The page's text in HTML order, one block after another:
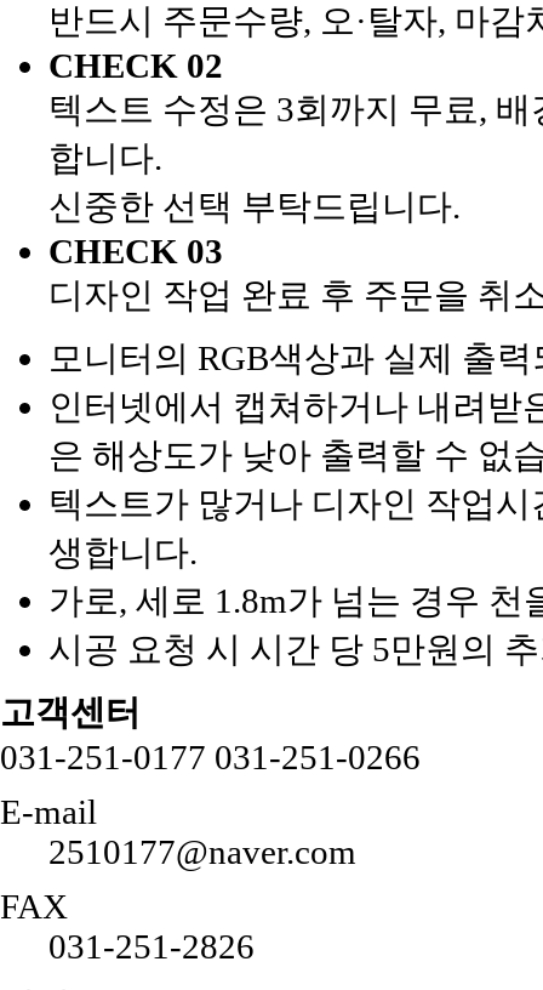
반드시 주문수량, 오·탈자, 마
CHECK 02
텍스트 수정은 3회까지 무료,
합니다.
신중한 선택 부탁드립니다.
CHECK 03
디자인 작업 완료 후 주문을 취
모니터의 RGB색상과 실제 출
인터넷에서 캡쳐하거나 내려받
은 해상도가 낮아 출력할 수 없
텍스트가 많거나 디자인 작업
생합니다.
가로, 세로 1.8m가 넘는 경우
시공 요청 시 시간 당 5만원의
고객센터
031-251-0177 031-251-0266
E-mail
2510177@naver.com
FAX
031-251-2826